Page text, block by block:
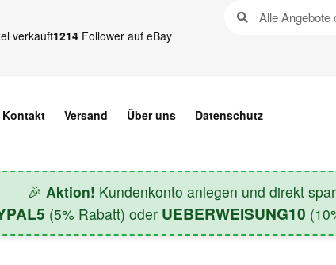
verkauft1214 Follower auf eBay
Kontakt Versand Über uns Datenschutz
🎉 Aktion! Kundenkonto anlegen und direkt
(5% Rabatt) oder UEBERWEISUNG10